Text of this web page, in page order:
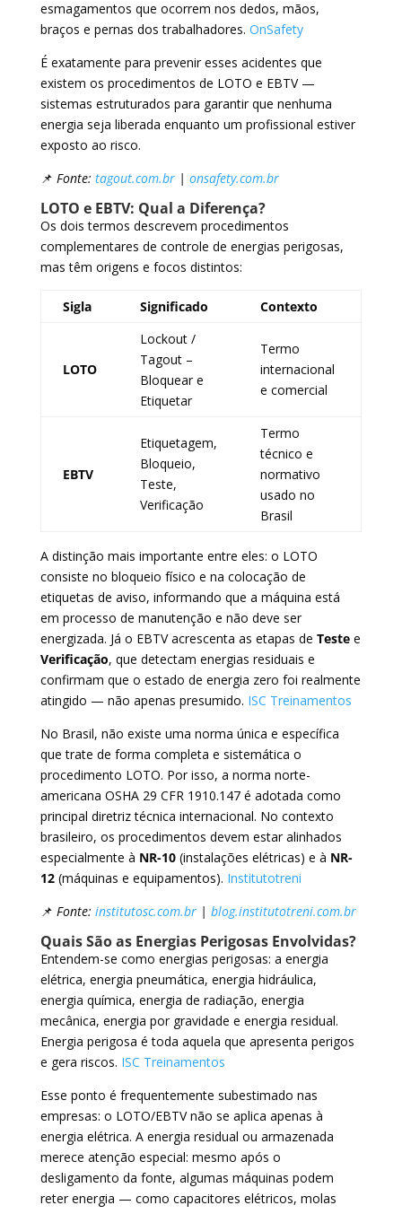
esmagamentos que ocorrem nos dedos, mãos,
braços e pernas dos trabalhadores. OnSafety
É exatamente para prevenir esses acidentes que
existem os procedimentos de LOTO e EBTV —
sistemas estruturados para garantir que nenhuma
energia seja liberada enquanto um profissional estiver
exposto ao risco.
📌 Fonte: tagout.com.br| onsafety.com.br
LOTO e EBTV: Qual a Diferença?
Os dois termos descrevem procedimentos
complementares de controle de energias perigosas,
mas têm origens e focos distintos:
Sigla Significado Contexto
LOTO
Lockout /
Tagout –
Bloquear e
Etiquetar
Termo
internacional
e comercial
EBTV
Etiquetagem,
Bloqueio,
Teste,
Verificação
Termo
técnico e
normativo
usado no
Brasil
A distinção mais importante entre eles: o LOTO
consiste no bloqueio físico e na colocação de
etiquetas de aviso, informando que a máquina está
em processo de manutenção e não deve ser
energizada. Já o EBTV acrescenta as etapas de Testee
Verificação, que detectam energias residuais e
confirmam que o estado de energia zero foi realmente
atingido — não apenas presumido. ISC Treinamentos
No Brasil, não existe uma norma única e específica
que trate de forma completa e sistemática o
procedimento LOTO. Por isso, a norma norte-
americana OSHA 29 CFR 1910.147 é adotada como
principal diretriz técnica internacional. No contexto
brasileiro, os procedimentos devem estar alinhados
especialmente à NR-10(instalações elétricas) e à NR-
12(máquinas e equipamentos). Institutotreni
📌 Fonte: institutosc.com.br| blog.institutotreni.com.br
Quais São as Energias Perigosas Envolvidas?
Entendem-se como energias perigosas: a energia
elétrica, energia pneumática, energia hidráulica,
energia química, energia de radiação, energia
mecânica, energia por gravidade e energia residual.
Energia perigosa é toda aquela que apresenta perigos
e gera riscos. ISC Treinamentos
Esse ponto é frequentemente subestimado nas
empresas: o LOTO/EBTV não se aplica apenas à
energia elétrica. A energia residual ou armazenada
merece atenção especial: mesmo após o
desligamento da fonte, algumas máquinas podem
reter energia — como capacitores elétricos, molas